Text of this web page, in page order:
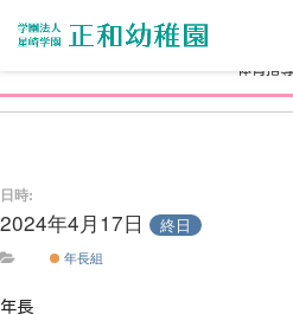
学校法人 星崎学園【正和幼稚園】 HOME
体育指導
日時:
2024年4月17日 終日
年長組
年長